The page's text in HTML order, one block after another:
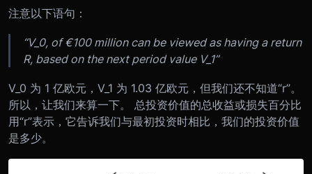
注意以下语句：
“V_0, of €100 million can be viewed as having a return
R, based on the next period value V_1”
V_0 为 1 亿欧元，V_1 为 1.03 亿欧元，但我们还不知道“r”。
所以，让我们来算一下。 总投资价值的总收益或损失百分比
用“r”表示，它告诉我们与最初投资时相比，我们的投资价值
是多少。